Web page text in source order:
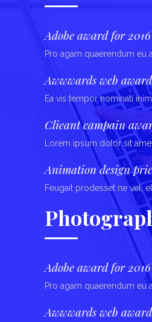
Adobe award for
Pro agam quaerendum eu
Awwwards web
Ea vis tempor nominati
Clieant campain
Lorem ipsum dolor sit
Animation design
Feugait prodesset ne vel,
Adobe award for
Pro agam quaerendum eu
Awwwards web